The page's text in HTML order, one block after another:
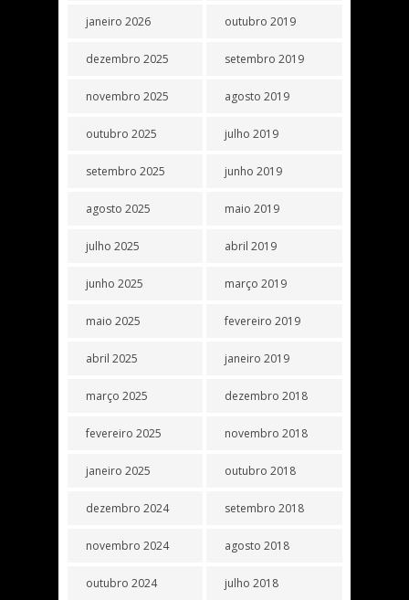
janeiro 2026
dezembro 2025
novembro 2025
outubro 2025
setembro 2025
agosto 2025
julho 2025
junho 2025
maio 2025
abril 2025
março 2025
fevereiro 2025
janeiro 2025
dezembro 2024
novembro 2024
outubro 2024
outubro 2019
setembro 2019
agosto 2019
julho 2019
junho 2019
maio 2019
abril 2019
março 2019
fevereiro 2019
janeiro 2019
dezembro 2018
novembro 2018
outubro 2018
setembro 2018
agosto 2018
julho 2018